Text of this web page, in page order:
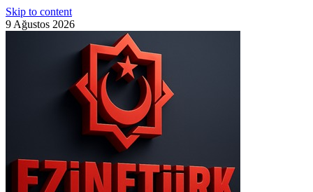
Skip to content
9 Ağustos 2026